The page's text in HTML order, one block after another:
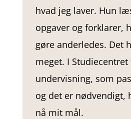
hvad jeg laver. Hun
opgaver og forklarer,
gøre anderledes. Det
meget. I
undervisning, som
og det er nødvendigt,
nå mit mål.